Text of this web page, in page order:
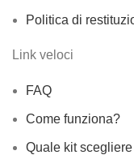
Politica di
Link veloci
FAQ
Come funziona?
Quale kit scegliere